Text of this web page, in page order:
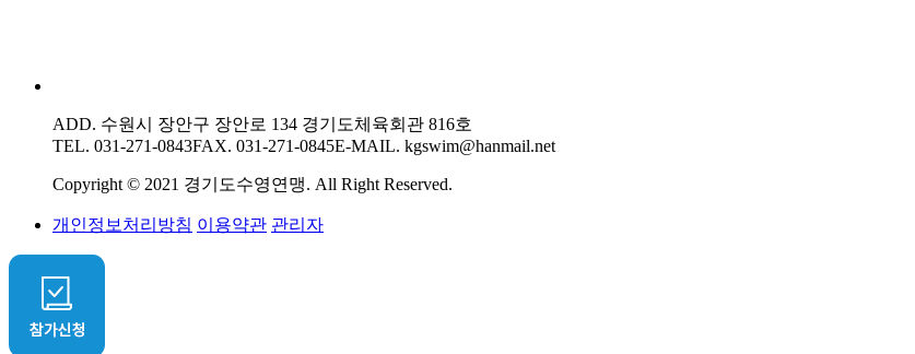
ADD. 수원시 장안구 장안로 134 경기도체육회관 816호
TEL. 031-271-0843FAX. 031-271-0845E-MAIL. kgswim@hanmail.net
Copyright © 2021 경기도수영연맹. All Right Reserved.
개인정보처리방침 이용약관 관리자